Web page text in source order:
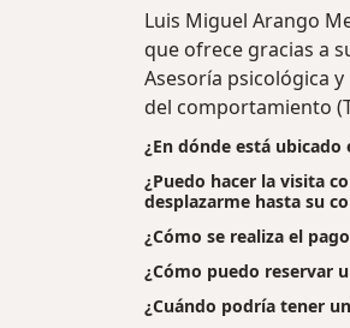
Luis Miguel Arango
que ofrece gracias a
Asesoría psicológica
del comportamiento
¿En dónde está
¿Puedo hacer la visita
desplazarme hasta su
¿Cómo se realiza el
¿Cómo puedo reservar
¿Cuándo podría tener